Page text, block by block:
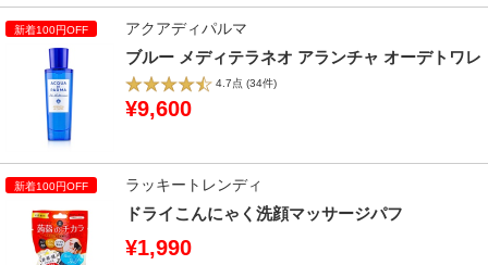
アクアディパルマ
ブルー メディテラネオ アランチャ オーデトワレ
4.7点 (34件)
¥9,600
ラッキートレンディ
ドライこんにゃく洗顔マッサージパフ
¥1,990